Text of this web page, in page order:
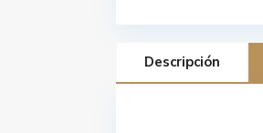
Descripción